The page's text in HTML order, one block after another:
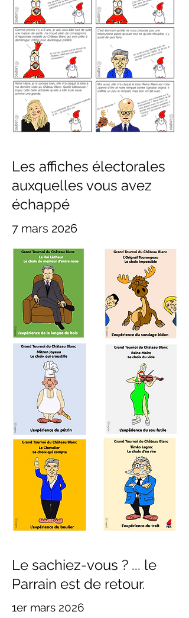
Les affiches électorales
auxquelles vous avez
échappé
7 mars 2026
Le sachiez-vous ? ... le
Parrain est de retour.
1er mars 2026